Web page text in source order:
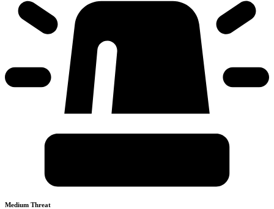
Medium Threat